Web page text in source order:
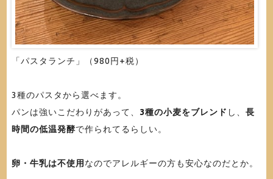
「パスタランチ」（980円+税）
3種のパスタから選べます。
パンは強いこだわりがあって、 3種の小麦をブレンド し、 長
時間の低温発酵で作られてるらしい。
卵・牛乳は不使用 なのでアレルギーの方も安心なのだとか。